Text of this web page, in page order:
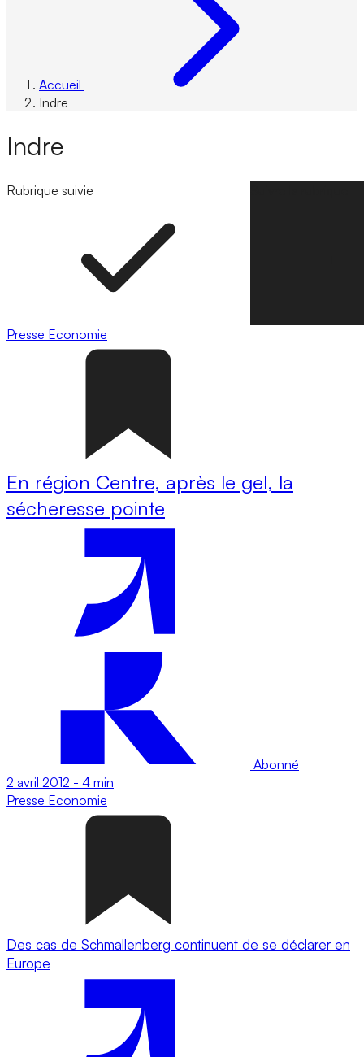
Accueil
Indre
Indre
Rubrique suivie
Presse Economie
En région Centre, après le gel, la
sécheresse pointe
Abonné
2 avril 2012 - 4 min
Presse Economie
Des cas de Schmallenberg continuent de se déclarer en
Europe